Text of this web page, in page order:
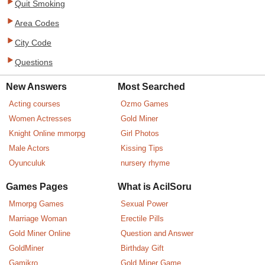
Quit Smoking
Area Codes
City Code
Questions
New Answers
Acting courses
Women Actresses
Knight Online mmorpg
Male Actors
Oyunculuk
Most Searched
Ozmo Games
Gold Miner
Girl Photos
Kissing Tips
nursery rhyme
Games Pages
Mmorpg Games
Marriage Woman
Gold Miner Online
GoldMiner
Gamikro
What is AcilSoru
Sexual Power
Erectile Pills
Question and Answer
Birthday Gift
Gold Miner Game